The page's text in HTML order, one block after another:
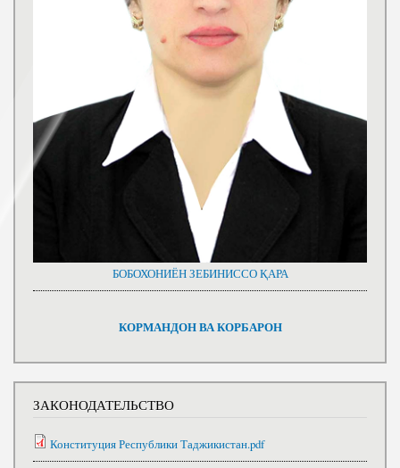
БОБОХОНИЁН ЗЕБИНИССО ҚАРА
КОРМАНДОН ВА КОРБАРОН
ЗАКОНОДАТЕЛЬСТВО
Конституция Республики Таджикистан.pdf